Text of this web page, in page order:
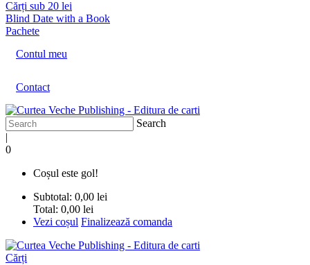
Cărți sub 20 lei
Blind Date with a Book
Pachete
Contul meu
Contact
Search
|
0
Coșul este gol!
Subtotal: 0,00 lei
Total: 0,00 lei
Vezi coșul Finalizează comanda
Cărți